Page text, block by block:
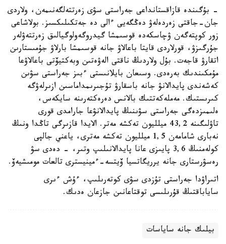
- بۇگىندە قازاقستانداعى جەراستى سۋى زەرتتەلگەنىمەن، ولاردى
جان-جاقتى زەردەلەۋ دەڭگەيى ءالى دە جەتكىلىكسىز. بولاشاعى
زور كوپتەگەن ۋچاسكەدە قوسىمشا گيدروگەولوگيالىق زەرتتەۋلەر
جۇرگىزۋ، قورلاردى قايتا باعالاۋ جانە قوسىمشا بارلاۋ جۇمىستارىن
اتقارۋ قاجەت. بۇل ولاردىڭ ناقتى الەۋەتىن وبەكتيۆتى باعالاۋعا
مۇمكىندىك بەرەدى. وسىعان بايلانىستى ءبىز جەراستى سۋىن
كەشەندى پايدالانۋ جانە باسقارۋ تۇجىرىمداماسىن ازىرلەۋگە
كىرىستىك. مەملەكەتتىك بالانس دەرەكتەرىنە سايكەس،
ەلىمىزدەگى جەراستى سۋىنىڭ پايدالانۋعا جارامدى قورى
تاۋلىگىنە 43,2 ميلليون تەكشە مەتر. الايدا قازىرگى تاڭدا ونىڭ
نەبارى شامامەن 1,5 ميلليون تەكشە مەترى، ياعني جالپى
كولەمنىڭ 3,6 پايىزى عانا پايدالانىلىپ وتىر، - دەدى سۋ
رەسۋرستارى جانە يرريگاتسيا ۆيتسە-ءمينيسترى تالعات مومىشيەۆ.
اتىراۋدا جەراستى تۇزدى سۋى كوتەرىلىپ، ءۇش ءىرى
ساياباقتىڭ قۇرىلىسى توقتاعانىن جازعان ەدىك.
بيلىك جانە ساياسات